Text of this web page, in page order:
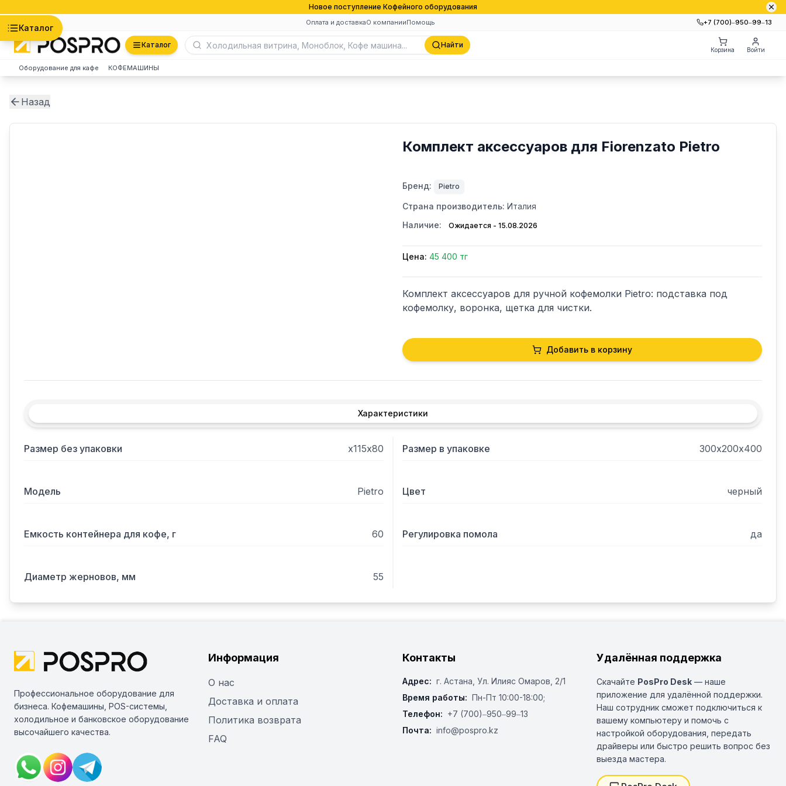
Новое поступление Кофейного оборудования
Оплата и доставкаО компанииПомощь +7 (700)‒950‒99‒13
Каталог
Каталог Найти
Корзина Войти
Оборудование для кафе КОФЕМАШИНЫ
Назад
Комплект аксессуаров для Fiorenzato Pietro
Бренд: Pietro
Страна производитель: Италия
Наличие:
Ожидается - 15.08.2026
Цена: 45 400 тг
Комплект аксессуаров для ручной кофемолки Pietro: подставка под
кофемолку, воронка, щетка для чистки.
Добавить в корзину
Характеристики
Размер без упаковки х115х80 Размер в упаковке 300х200х400
Модель Pietro Цвет черный
Емкость контейнера для кофе, г 60 Регулировка помола да
Диаметр жерновов, мм 55
Профессиональное оборудование для
бизнеса. Кофемашины, POS-системы,
холодильное и банковское оборудование
высочайшего качества.
Информация
О нас
Доставка и оплата
Политика возврата
FAQ
Контакты
Адрес: г. Астана, ​Ул. Илияс Омаров, 2/1
Время работы: Пн-Пт 10:00-18:00;
Телефон: +7 (700)‒950‒99‒13
Почта: info@pospro.kz
Удалённая поддержка
Скачайте PosPro Desk — наше
приложение для удалённой поддержки.
Наш сотрудник сможет подключиться к
вашему компьютеру и помочь с
настройкой оборудования, передать
драйверы или быстро решить вопрос без
выезда мастера.